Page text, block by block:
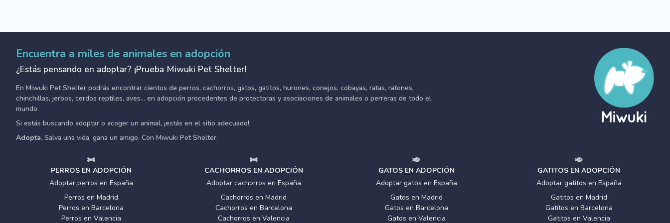
Encuentra a miles de animales en adopción
¿Estás pensando en adoptar? ¡Prueba Miwuki Pet Shelter!
En Miwuki Pet Shelter podrás encontrar cientos de perros, cachorros, gatos, gatitos, hurones, conejos, cobayas, ratas, ratones,
chinchillas, jerbos, cerdos reptiles, aves... en adopción procedentes de protectoras y asociaciones de animales o perreras de todo el
mundo.
Si estás buscando adoptar o acoger un animal, ¡estás en el sitio adecuado!
Adopta. Salva una vida, gana un amigo. Con Miwuki Pet Shelter.
PERROS EN ADOPCIÓN
Adoptar perros en España
Perros en Madrid
Perros en Barcelona
Perros en Valencia
CACHORROS EN ADOPCIÓN
Adoptar cachorros en España
Cachorros en Madrid
Cachorros en Barcelona
Cachorros en Valencia
GATOS EN ADOPCIÓN
Adoptar gatos en España
Gatos en Madrid
Gatos en Barcelona
Gatos en Valencia
GATITOS EN ADOPCIÓN
Adoptar gatitos en España
Gatitos en Madrid
Gatitos en Barcelona
Gatitos en Valencia